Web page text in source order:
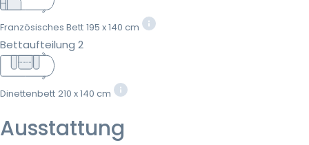
Französisches Bett 195 x 140 cm
Bettaufteilung 2
Dinettenbett 210 x 140 cm
Ausstattung